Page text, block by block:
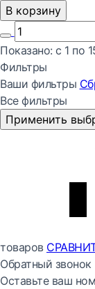
В корзину
Показано: с 1 по
Фильтры
Ваши фильтры
Все фильтры
Применить
товаров
Обратный звонок
Оставьте ваш